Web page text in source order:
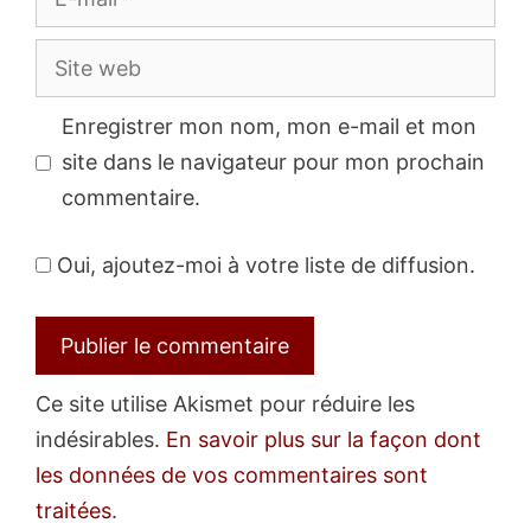
mail
Site
web
Enregistrer mon nom, mon e-mail et mon
site dans le navigateur pour mon prochain
commentaire.
Oui, ajoutez-moi à votre liste de diffusion.
Ce site utilise Akismet pour réduire les
indésirables. En savoir plus sur la façon dont
les données de vos commentaires sont
traitées.